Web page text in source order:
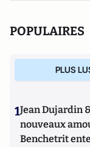
POPULAIRES
PLUS
1Jean Dujardin
nouveaux
Benchetrit